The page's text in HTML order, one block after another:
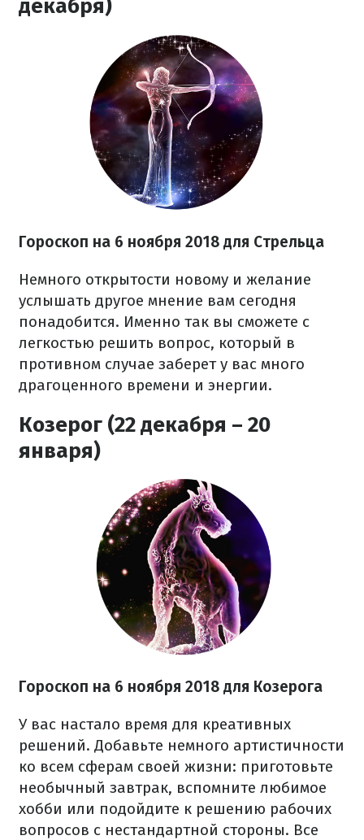
декабря)
Гороскоп на 6 ноября 2018 для Стрельца
Немного открытости новому и желание
услышать другое мнение вам сегодня
понадобится. Именно так вы сможете с
легкостью решить вопрос, который в
противном случае заберет у вас много
драгоценного времени и энергии.
Козерог (22 декабря – 20
января)
Гороскоп на 6 ноября 2018 для Козерога
У вас настало время для креативных
решений. Добавьте немного артистичности
ко всем сферам своей жизни: приготовьте
необычный завтрак, вспомните любимое
хобби или подойдите к решению рабочих
вопросов с нестандартной стороны. Все